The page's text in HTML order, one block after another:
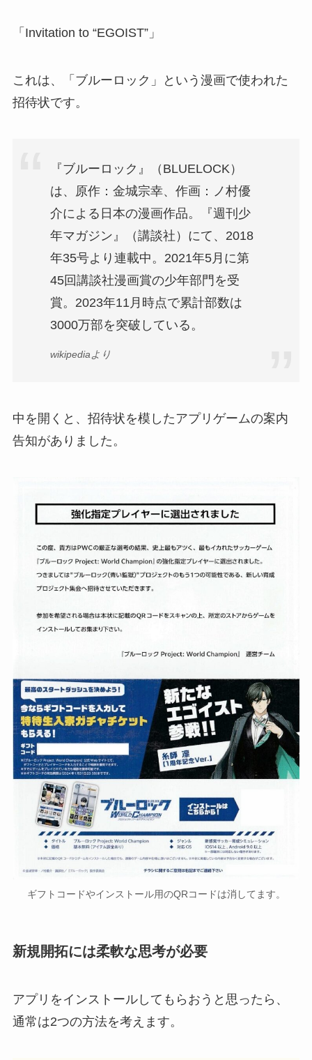
「Invitation to “EGOIST”」
これは、「ブルーロック」という漫画で使われた
招待状です。
『ブルーロック』（BLUELOCK）
は、原作：金城宗幸、作画：ノ村優
介による日本の漫画作品。『週刊少
年マガジン』（講談社）にて、2018
年35号より連載中。2021年5月に第
45回講談社漫画賞の少年部門を受
賞。2023年11月時点で累計部数は
3000万部を突破している。
wikipediaより
中を開くと、招待状を模したアプリゲームの案内
告知がありました。
ギフトコードやインストール用のQRコードは消してます。
新規開拓には柔軟な思考が必要
アプリをインストールしてもらおうと思ったら、
通常は2つの方法を考えます。